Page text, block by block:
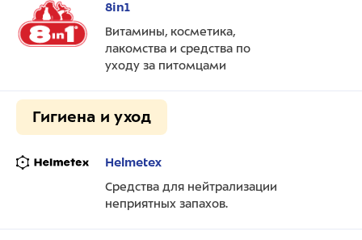
8in1
Витамины, косметика,
лакомства и средства по
уходу за питомцами
Гигиена и уход
Helmetex
Средства для нейтрализации
неприятных запахов.